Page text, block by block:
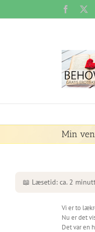
Min
📖 Læsetid: ca. 2
Vi er to
Nu er det
Det var en